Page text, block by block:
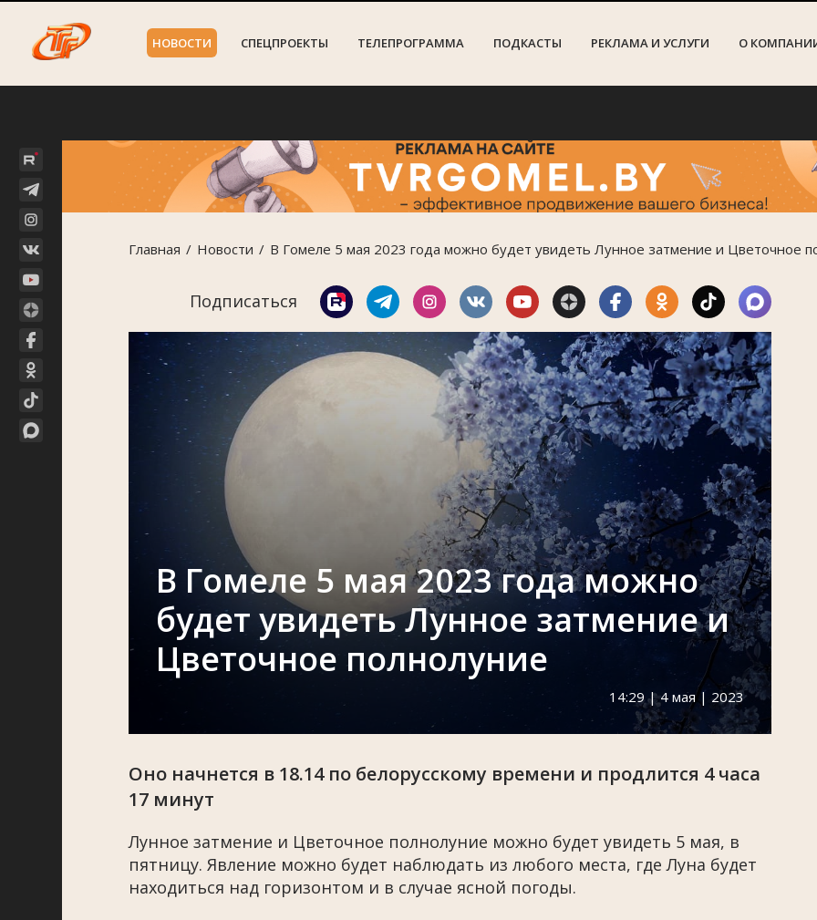
НОВОСТИ СПЕЦПРОЕКТЫ ТЕЛЕПРОГРАММА ПОДКАСТЫ РЕКЛАМА И УСЛУГИ О
Главная Новости В Гомеле 5 мая 2023 года можно будет увидеть Лунное затмение и Цветочное
Подписаться
В Гомеле 5 мая 2023 года можно
будет увидеть Лунное затмение и
Цветочное полнолуние
14:29 | 4 мая | 2023
Оно начнется в 18.14 по белорусскому времени и продлится 4 часа
17 минут
Лунное затмение и Цветочное полнолуние можно будет увидеть 5 мая, в
пятницу. Явление можно будет наблюдать из любого места, где Луна будет
находиться над горизонтом и в случае ясной погоды.